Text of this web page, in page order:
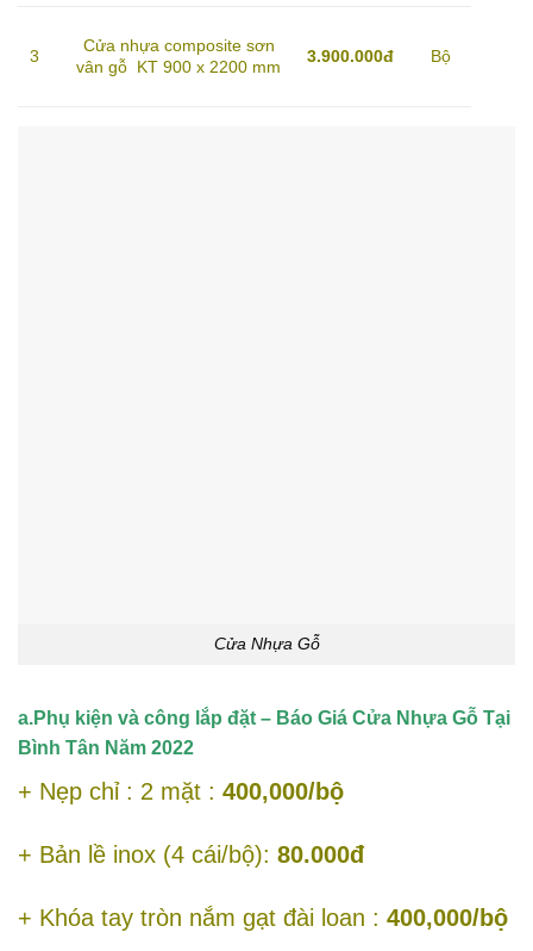
3
Cửa nhựa composite sơn
vân gỗ KT 900 x 2200 mm
3.900.000đ Bộ
Cửa Nhựa Gỗ
a.Phụ kiện và công lắp đặt – Báo Giá Cửa Nhựa Gỗ Tại
Bình Tân Năm 2022
+ Nẹp chỉ : 2 mặt : 400,000/bộ
+ Bản lề inox (4 cái/bộ): 80.000đ
+ Khóa tay tròn nắm gạt đài loan : 400,000/bộ